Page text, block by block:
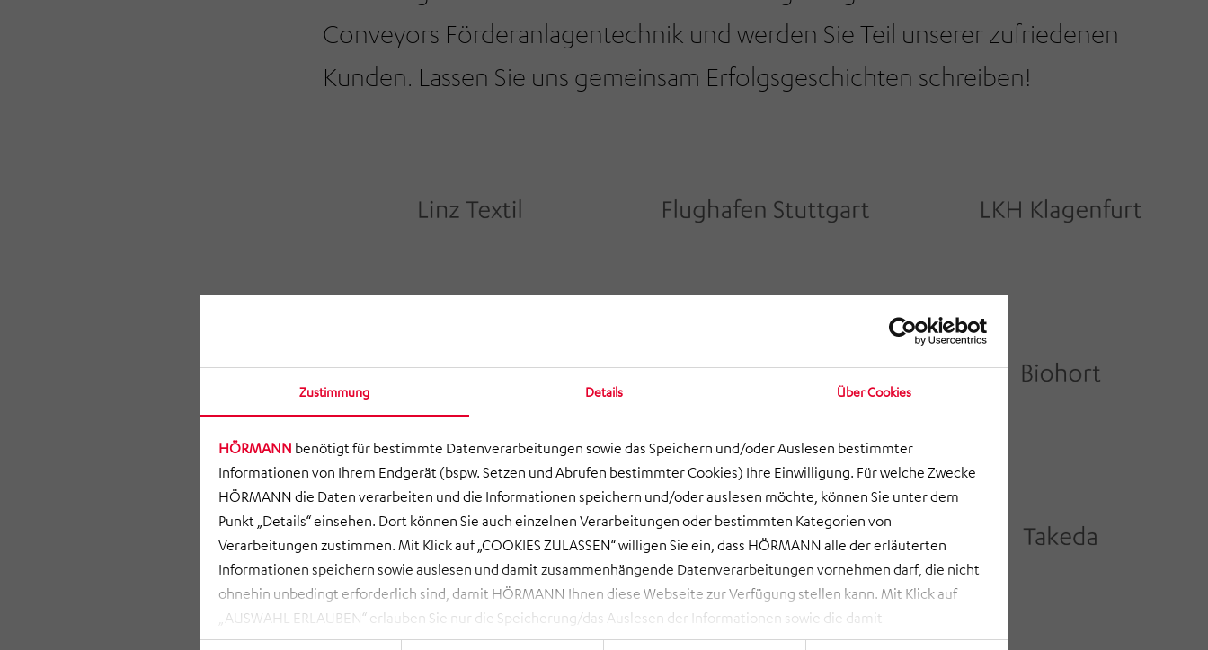
Zustimmung Details Über Cookies
HÖRMANN benötigt für bestimmte Datenverarbeitungen sowie das Speichern und/oder Auslesen bestimmter
Informationen von Ihrem Endgerät (bspw. Setzen und Abrufen bestimmter Cookies) Ihre Einwilligung. Für welche Zwecke
HÖRMANN die Daten verarbeiten und die Informationen speichern und/oder auslesen möchte, können Sie unter dem
Punkt „Details“ einsehen. Dort können Sie auch einzelnen Verarbeitungen oder bestimmten Kategorien von
Verarbeitungen zustimmen. Mit Klick auf „COOKIES ZULASSEN“ willigen Sie ein, dass HÖRMANN alle der erläuterten
Informationen speichern sowie auslesen und damit zusammenhängende Datenverarbeitungen vornehmen darf, die nicht
ohnehin unbedingt erforderlich sind, damit HÖRMANN Ihnen diese Webseite zur Verfügung stellen kann. Mit Klick auf
„AUSWAHL ERLAUBEN“ erlauben Sie nur die Speicherung/das Auslesen der Informationen sowie die damit
zusammenhängenden Datenverarbeitungen, die Sie aktiv ausgewählt haben. Eine Anpassung ist bei Klick auf „ANPASSEN“
Conveyors Förderanlagentechnik und werden Sie Teil unserer zufriedenen
Kunden. Lassen Sie uns gemeinsam Erfolgsgeschichten schreiben!